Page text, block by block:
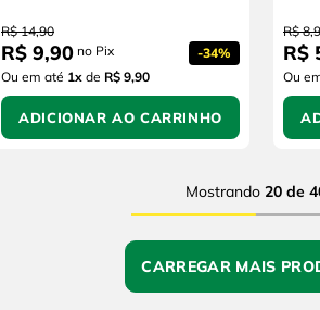
R$ 14,90
R$ 9,90 no Pix -34%
Ou em até 1x de R$ 9,90
ADICIONAR AO CARRINHO
R$ 8,
R$
Ou
Mostrando 20 de